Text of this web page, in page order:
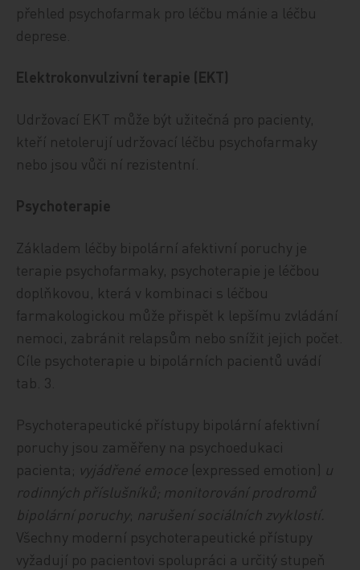
přehled psychofarmak pro léčbu mánie a léčbu
deprese.
Elektrokonvulzivní terapie (EKT)
Udržovací EKT může být užitečná pro pacienty,
kteří netolerují udržovací léčbu psychofarmaky
nebo jsou vůči ní rezistentní.
Psychoterapie
Základem léčby bipolární afektivní poruchy je
terapie psychofarmaky, psychoterapie je léčbou
doplňkovou, která v kombinaci s léčbou
farmakologickou může přispět k lepšímu zvládání
nemoci, zabránit relapsům nebo snížit jejich počet.
Cíle psychoterapie u bipolárních pacientů uvádí
tab. 3.
Psychoterapeutické přístupy bipolární afektivní
poruchy jsou zaměřeny na psychoedukaci
pacienta; vyjádřené emoce (expressed emotion) u
rodinných příslušníků; monitorování prodromů
bipolární poruchy; narušení sociálních zvyklostí.
Všechny moderní psychoterapeutické přístupy
vyžadují po pacientovi spolupráci a určitý stupeň